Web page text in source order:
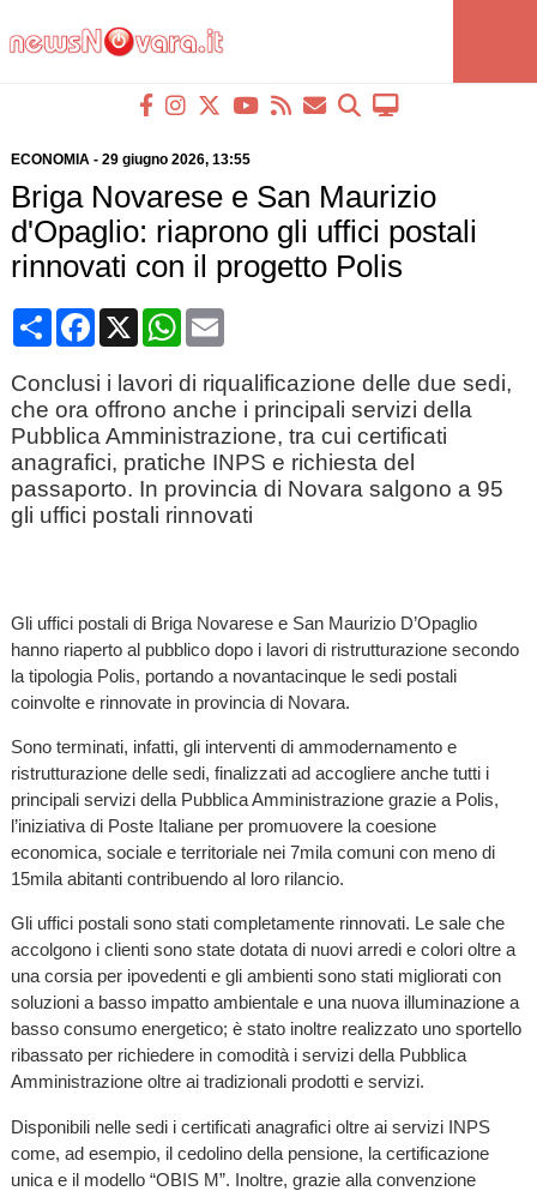
ECONOMIA- 29 giugno 2026, 13:55
Briga Novarese e San Maurizio
d'Opaglio: riaprono gli uffici postali
rinnovati con il progetto Polis
CondividiFacebook
X WhatsApp
Email
Conclusi i lavori di riqualificazione delle due sedi,
che ora offrono anche i principali servizi della
Pubblica Amministrazione, tra cui certificati
anagrafici, pratiche INPS e richiesta del
passaporto. In provincia di Novara salgono a 95
gli uffici postali rinnovati
Gli uffici postali di Briga Novarese e San Maurizio D’Opaglio
hanno riaperto al pubblico dopo i lavori di ristrutturazione secondo
la tipologia Polis, portando a novantacinque le sedi postali
coinvolte e rinnovate in provincia di Novara.
Sono terminati, infatti, gli interventi di ammodernamento e
ristrutturazione delle sedi, finalizzati ad accogliere anche tutti i
principali servizi della Pubblica Amministrazione grazie a Polis,
l’iniziativa di Poste Italiane per promuovere la coesione
economica, sociale e territoriale nei 7mila comuni con meno di
15mila abitanti contribuendo al loro rilancio.
Gli uffici postali sono stati completamente rinnovati. Le sale che
accolgono i clienti sono state dotata di nuovi arredi e colori oltre a
una corsia per ipovedenti e gli ambienti sono stati migliorati con
soluzioni a basso impatto ambientale e una nuova illuminazione a
basso consumo energetico; è stato inoltre realizzato uno sportello
ribassato per richiedere in comodità i servizi della Pubblica
Amministrazione oltre ai tradizionali prodotti e servizi.
Disponibili nelle sedi i certificati anagrafici oltre ai servizi INPS
come, ad esempio, il cedolino della pensione, la certificazione
unica e il modello “OBIS M”. Inoltre, grazie alla convenzione